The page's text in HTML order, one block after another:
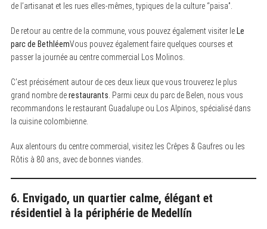
de l’artisanat et les rues elles-mêmes, typiques de la culture “paisa”.
De retour au centre de la commune, vous pouvez également visiter le Le
parc de BethléemVous pouvez également faire quelques courses et
passer la journée au centre commercial Los Molinos.
C’est précisément autour de ces deux lieux que vous trouverez le plus
grand nombre derestaurants . Parmi ceux du parc de Belen, nous vous
recommandons le restaurant Guadalupe ou Los Alpinos, spécialisé dans
la cuisine colombienne.
Aux alentours du centre commercial, visitez les Crêpes & Gaufres ou les
Rôtis à 80 ans, avec de bonnes viandes.
6. Envigado, un quartier calme, élégant et
résidentiel à la périphérie de Medellín